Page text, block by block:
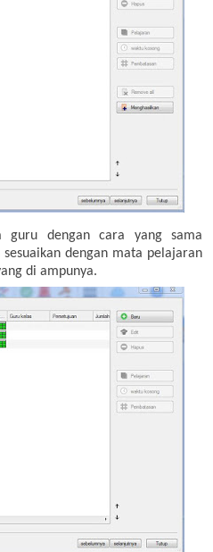
guru dengan cara yang sama
dengan mata pelajaran
di ampunya.